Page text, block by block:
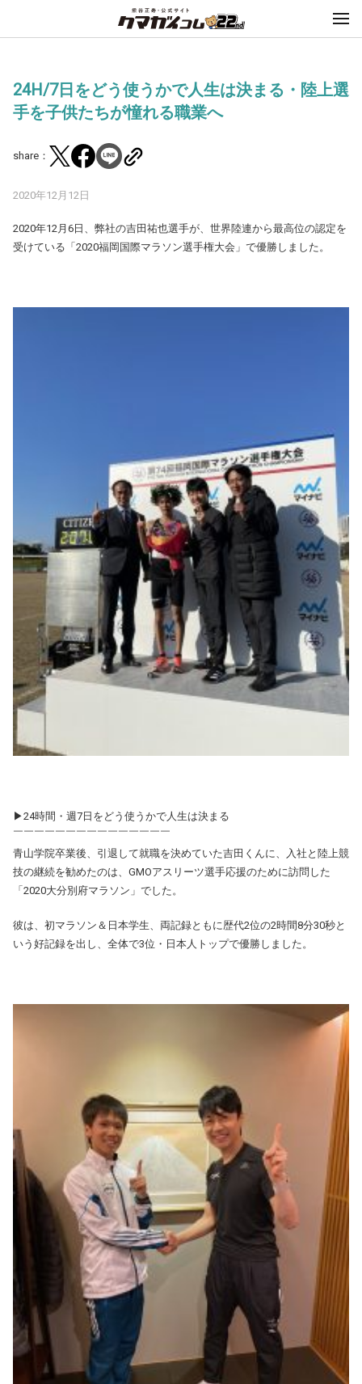
24H/7日をどう使うかで人生は決まる・陸上選
手を子供たちが憧れる職業へ
share：
2020年12月12日
2020年12月6日、弊社の吉田祐也選手が、世界陸連から最高位の認定を
受けている「2020福岡国際マラソン選手権大会」で優勝しました。
▶24時間・週7日をどう使うかで人生は決まる
￣￣￣￣￣￣￣￣￣￣￣￣￣￣￣
青山学院卒業後、引退して就職を決めていた吉田くんに、入社と陸上競
技の継続を勧めたのは、GMOアスリーツ選手応援のために訪問した
「2020大分別府マラソン」でした。
彼は、初マラソン＆日本学生、両記録ともに歴代2位の2時間8分30秒と
いう好記録を出し、全体で3位・日本人トップで優勝しました。